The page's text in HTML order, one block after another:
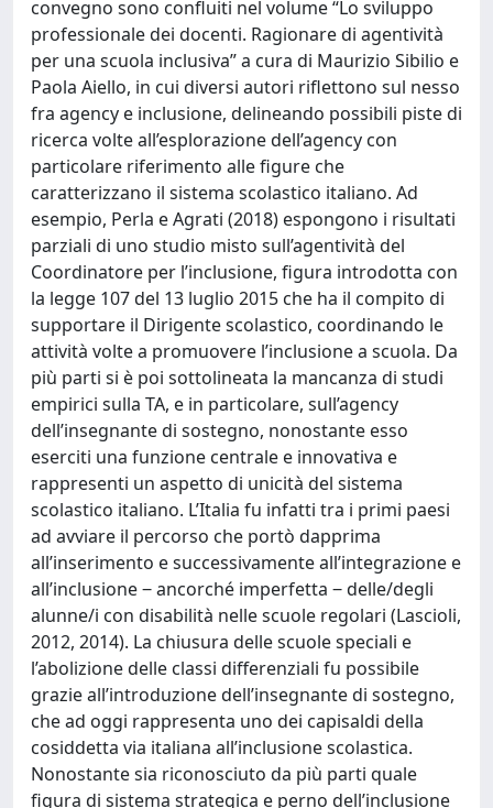
convegno sono confluiti nel volume “Lo sviluppo
professionale dei docenti. Ragionare di agentività
per una scuola inclusiva” a cura di Maurizio Sibilio e
Paola Aiello, in cui diversi autori riflettono sul nesso
fra agency e inclusione, delineando possibili piste di
ricerca volte all’esplorazione dell’agency con
particolare riferimento alle figure che
caratterizzano il sistema scolastico italiano. Ad
esempio, Perla e Agrati (2018) espongono i risultati
parziali di uno studio misto sull’agentività del
Coordinatore per l’inclusione, figura introdotta con
la legge 107 del 13 luglio 2015 che ha il compito di
supportare il Dirigente scolastico, coordinando le
attività volte a promuovere l’inclusione a scuola. Da
più parti si è poi sottolineata la mancanza di studi
empirici sulla TA, e in particolare, sull’agency
dell’insegnante di sostegno, nonostante esso
eserciti una funzione centrale e innovativa e
rappresenti un aspetto di unicità del sistema
scolastico italiano. L’Italia fu infatti tra i primi paesi
ad avviare il percorso che portò dapprima
all’inserimento e successivamente all’integrazione e
all’inclusione ‒ ancorché imperfetta ‒ delle/degli
alunne/i con disabilità nelle scuole regolari (Lascioli,
2012, 2014). La chiusura delle scuole speciali e
l’abolizione delle classi differenziali fu possibile
grazie all’introduzione dell’insegnante di sostegno,
che ad oggi rappresenta uno dei capisaldi della
cosiddetta via italiana all’inclusione scolastica.
Nonostante sia riconosciuto da più parti quale
figura di sistema strategica e perno dell’inclusione